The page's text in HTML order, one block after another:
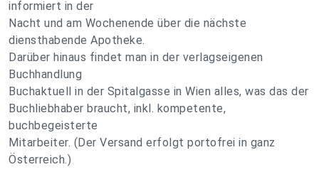
informiert in der
Nacht und am Wochenende über die nächste
diensthabende Apotheke.
Darüber hinaus findet man in der verlagseigenen
Buchhandlung
Buchaktuell in der Spitalgasse in Wien alles, was das der
Buchliebhaber braucht, inkl. kompetente,
buchbegeisterte
Mitarbeiter. (Der Versand erfolgt portofrei in ganz
Österreich.)